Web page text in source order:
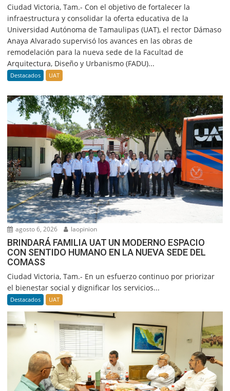
Ciudad Victoria, Tam.- Con el objetivo de fortalecer la
infraestructura y consolidar la oferta educativa de la
Universidad Autónoma de Tamaulipas (UAT), el rector Dámaso
Anaya Alvarado supervisó los avances en las obras de
remodelación para la nueva sede de la Facultad de
Arquitectura, Diseño y Urbanismo (FADU)...
Destacados UAT
agosto 6, 2026 laopinion
BRINDARÁ FAMILIA UAT UN MODERNO ESPACIO
CON SENTIDO HUMANO EN LA NUEVA SEDE DEL
COMASS
Ciudad Victoria, Tam.- En un esfuerzo continuo por priorizar
el bienestar social y dignificar los servicios...
Destacados UAT